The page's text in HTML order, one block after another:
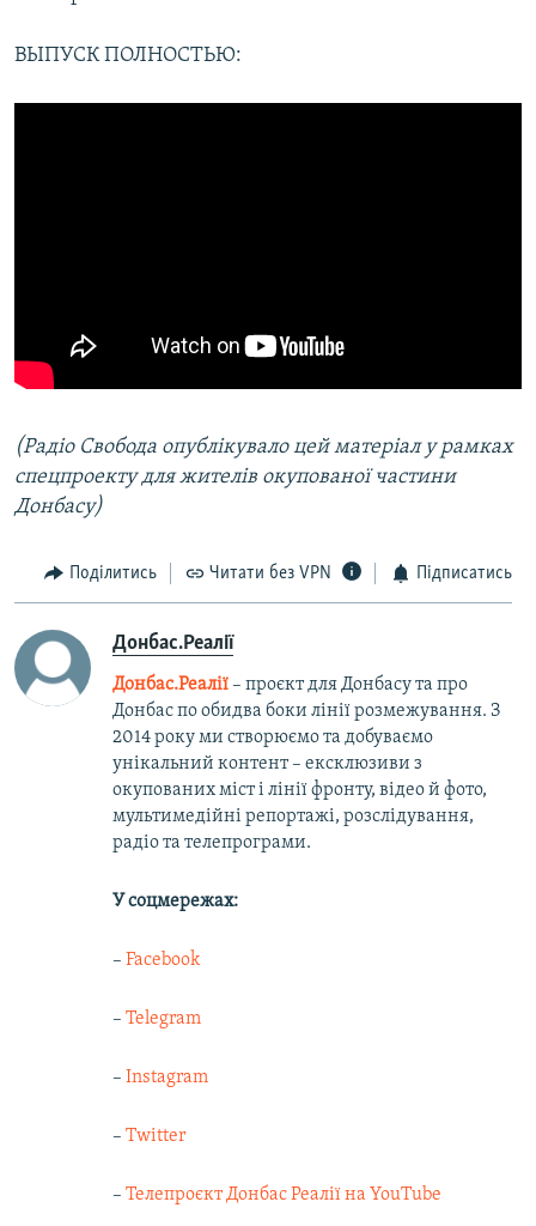
ВЫПУСК ПОЛНОСТЬЮ:
(Радіо Свобода опублікувало цей матеріал у рамках
спецпроекту для жителів окупованої частини
Донбасу)
Поділитись Читати без VPN Підписатись
Донбас.Реалії
Донбас.Реалії– проєкт для Донбасу та про
Донбас по обидва боки лінії розмежування. З
2014 року ми створюємо та добуваємо
унікальний контент – ексклюзиви з
окупованих міст і лінії фронту, відео й фото,
мультимедійні репортажі, розслідування,
радіо та телепрограми.
У соцмережах:
– Facebook
– Telegram
– Instagram
– Twitter
– Телепроєкт Донбас Реалії на YouTube